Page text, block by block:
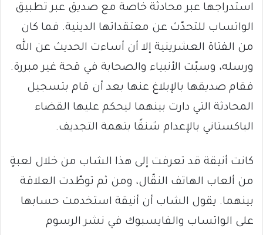
استدراجها عبر محادثة خاصة مع صديق عبر تطبيق
الواتساب للتحدّث عن معتقداتها الدينية. فما كان
من الفتاة العشرينية إلا أن أساءت الحديث عن الله
ورسله، وسبّت الأنبياء والصحابة في قحة غير مبررة.
فقام صديقها بالإبلاغ عنها بعد أن قام بتسجيل
المحادثة التي دارت بينهما ليحكم عليها القضاء
الباكستاني بالإعدام شنقًا بتهمة التجديف.
كانت أنيقة قد تعرفت إلى هذا الشاب من خلال لعبةٍ
من ألعاب الهاتف النقّال، ومن ثم توطّدت العلاقة
بينهما. يقول الشاب أن أنيقة استخدمت حسابها
على الواتساب والفايسبوك في نشر الرسوم